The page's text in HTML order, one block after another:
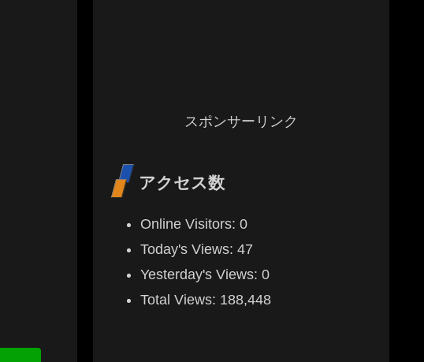
スポンサーリンク
アクセス数
Online Visitors: 0
Today's Views: 47
Yesterday's Views: 0
Total Views: 188,448